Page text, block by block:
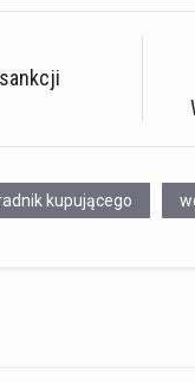
kupującego